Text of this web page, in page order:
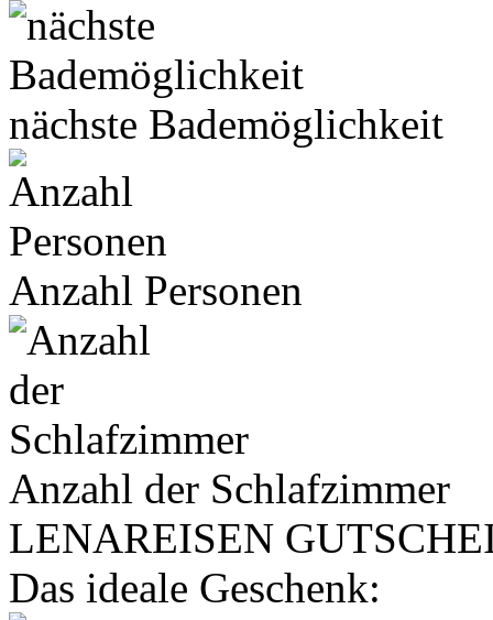
nächste Bademöglichkeit
Anzahl Personen
Anzahl der Schlafzimmer
LENAREISEN
Das ideale Geschenk: